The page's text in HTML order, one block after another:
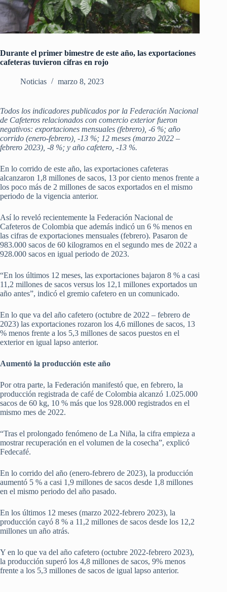
Durante el primer bimestre de este año, las exportaciones
cafeteras tuvieron cifras en rojo
Noticias marzo 8, 2023
Todos los indicadores publicados por la Federación Nacional
de Cafeteros relacionados con comercio exterior fueron
negativos: exportaciones mensuales (febrero), -6 %; año
corrido (enero-febrero), -13 %; 12 meses (marzo 2022 –
febrero 2023), -8 %; y año cafetero, -13 %.
En lo corrido de este año, las exportaciones cafeteras
alcanzaron 1,8 millones de sacos, 13 por ciento menos frente a
los poco más de 2 millones de sacos exportados en el mismo
periodo de la vigencia anterior.
Así lo reveló recientemente la Federación Nacional de
Cafeteros de Colombia que además indicó un 6 % menos en
las cifras de exportaciones mensuales (febrero). Pasaron de
983.000 sacos de 60 kilogramos en el segundo mes de 2022 a
928.000 sacos en igual periodo de 2023.
“En los últimos 12 meses, las exportaciones bajaron 8 % a casi
11,2 millones de sacos versus los 12,1 millones exportados un
año antes”, indicó el gremio cafetero en un comunicado.
En lo que va del año cafetero (octubre de 2022 – febrero de
2023) las exportaciones rozaron los 4,6 millones de sacos, 13
% menos frente a los 5,3 millones de sacos puestos en el
exterior en igual lapso anterior.
Aumentó la producción este año
Por otra parte, la Federación manifestó que, en febrero, la
producción registrada de café de Colombia alcanzó 1.025.000
sacos de 60 kg, 10 % más que los 928.000 registrados en el
mismo mes de 2022.
“Tras el prolongado fenómeno de La Niña, la cifra empieza a
mostrar recuperación en el volumen de la cosecha”, explicó
Fedecafé.
En lo corrido del año (enero-febrero de 2023), la producción
aumentó 5 % a casi 1,9 millones de sacos desde 1,8 millones
en el mismo periodo del año pasado.
En los últimos 12 meses (marzo 2022-febrero 2023), la
producción cayó 8 % a 11,2 millones de sacos desde los 12,2
millones un año atrás.
Y en lo que va del año cafetero (octubre 2022-febrero 2023),
la producción superó los 4,8 millones de sacos, 9% menos
frente a los 5,3 millones de sacos de igual lapso anterior.